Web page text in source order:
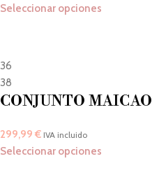
Seleccionar opciones
36
38
CONJUNTO MAICAO
299,99 € IVA incluido
Seleccionar opciones